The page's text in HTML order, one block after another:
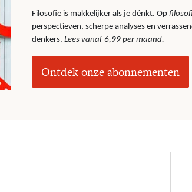
Filosofie is makkelijker als je dénkt. Op
perspectieven, scherpe analyses en
denkers. Lees vanaf 6,99 per maand.
Ontdek onze abonnementen